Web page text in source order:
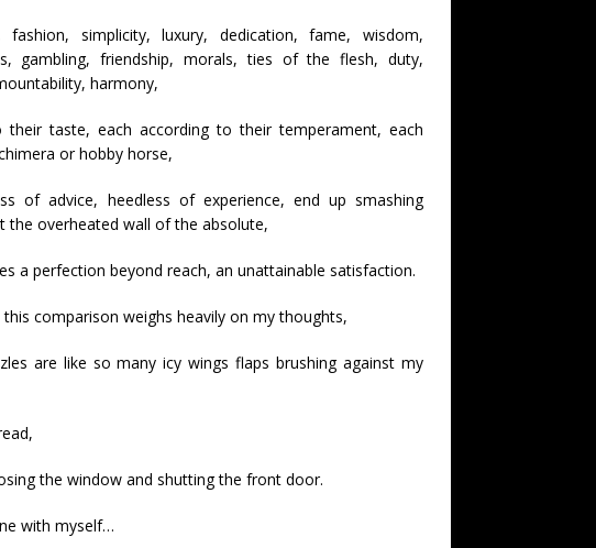
fashion, simplicity, luxury, dedication, fame, wisdom,
gambling, friendship, morals, ties of the flesh, duty,
harmony,
their taste, each according to their temperament, each
or hobby horse,
of advice, heedless of experience, end up smashing
the overheated wall of the absolute,
a perfection beyond reach, an unattainable satisfaction.
comparison weighs heavily on my thoughts,
are like so many icy wings flaps brushing against my
the window and shutting the front door.
with myself…